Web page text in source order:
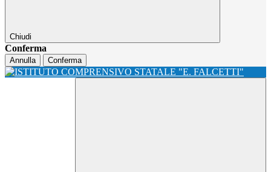
Chiudi
Conferma
Annulla Conferma